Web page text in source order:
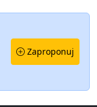
Zaproponuj